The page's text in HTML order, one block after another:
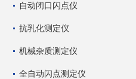
自动闭口闪点仪
抗乳化测定仪
机械杂质测定仪
全自动闪点测定仪